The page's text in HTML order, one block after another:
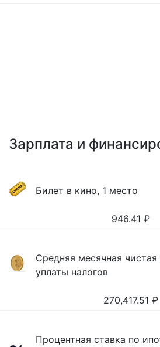
Зарплата и
Билет в кино, 1 место
946.41 ₽
Средняя месячная чистая
уплаты налогов
270,417.51 ₽
Процентная ставка по